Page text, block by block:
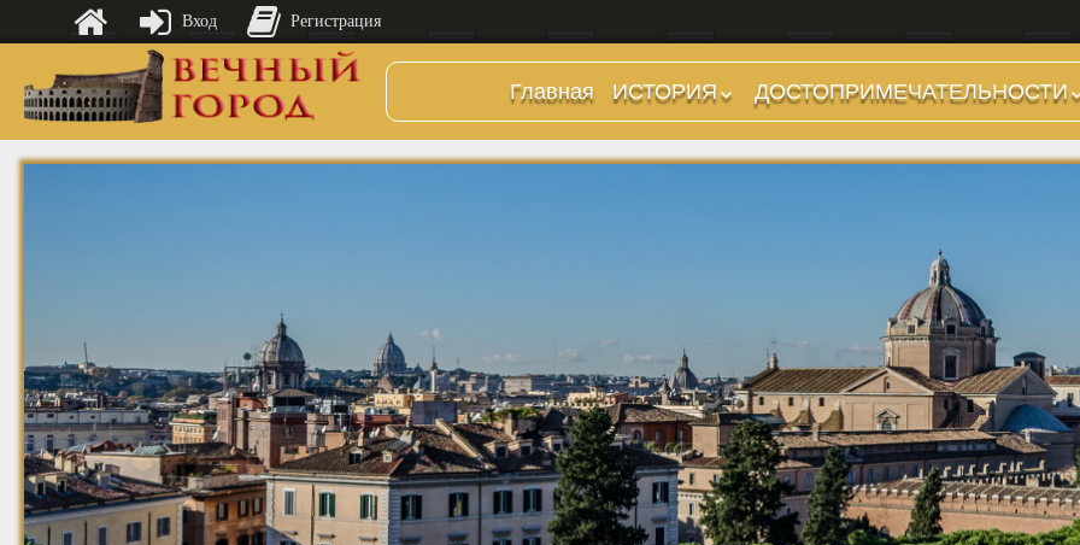
Главная
ИСТОРИЯ
Предыстория
Царский период
Империя. Принципат
(27 г до н.э. — 284 г
н.э.)
Империя. Доминат
(284-476 гг)
Темные Века. Готы
Темные Века.
Экзархат
ДОСТОПРИМЕЧАТЕЛЬНОСТИ
Холмы и остров.
Районы
Стадионы, Термы
Дохристианские
храмы
Христианские храмы,
базилики etc.
Дворцы
Арки, колонны и
обелиски
Фонтаны
Вход Регистрация